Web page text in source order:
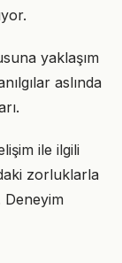
yaklaşım
aslında
ile ilgili
zorluklarla
Deneyim